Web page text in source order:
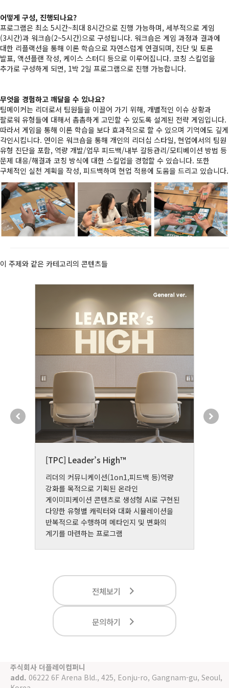
어떻게 구성, 진행되나요?
프로그램은 최소 5시간~최대 8시간으로 진행 가능하며, 세부적으로 게임
(3시간)과 워크숍(2~5시간)으로 구성됩니다. 워크숍은 게임 과정과 결과에
대한 리플랙션을 통해 이론 학습으로 자연스럽게 연결되며, 진단 및 토론
발표, 액션플랜 작성, 케이스 스터디 등으로 이루어집니다. 코칭 스킬업을
추가로 구성하게 되면, 1박 2일 프로그램으로 진행 가능합니다.
무엇을 경험하고 깨달을 수 있나요?
팀메이커는 리더로서 팀원들을 이끌어 가기 위해, 개별적인 이슈 상황과
팔로워 유형들에 대해서 촘촘하게 고민할 수 있도록 설계된 전략 게임입니다.
따라서 게임을 통해 이론 학습을 보다 효과적으로 할 수 있으며 기억에도 깊게
각인시킵니다. 연이은 워크숍을 통해 개인의 리더십 스타일, 현업에서의 팀원
유형 진단을 포함, 역량 개발/업무 피드백/내부 갈등관리/모티베이션 방법 등
문제 대응/해결과 코칭 방식에 대한 스킬업을 경험할 수 있습니다. 또한
구체적인 실천 계획을 작성, 피드백하며 현업 적용에 도움을 드리고 있습니다.
이 주제와 같은 카테고리의 콘텐츠들
[TPC] Leader’s High™
리더의 커뮤니케이션(1on1,피드백 등)역량
강화를 목적으로 기획된 온라인
게이미피케이션 콘텐츠로 생성형 AI로 구현된
다양한 유형별 캐릭터와 대화 시뮬레이션을
반복적으로 수행하며 메타인지 및 변화의
계기를 마련하는 프로그램
전체보기
문의하기
주식회사 더플레이컴퍼니
add. 06222 6F Arena Bld., 425, Eonju-ro, Gangnam-gu, Seoul,